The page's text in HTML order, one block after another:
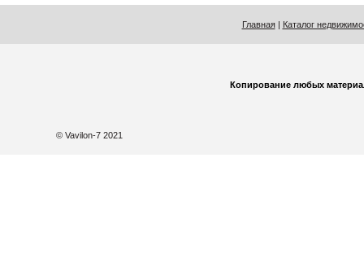
Главная| Каталог
Копирование любых
© Vavilon-7 2021